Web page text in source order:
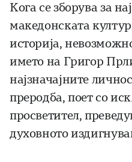
Кога се зборува за
македонската
историја,
името на Григор
најзначајните
преродба, поет со
просветител,
духовното